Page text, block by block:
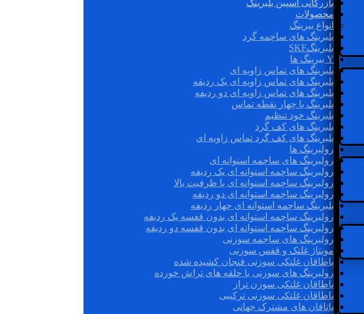
بازرگانی اسپین بلبرینگ
محصولات
انواع بیرینگ
بلبرینگ های ساچمه گرد
بلبرینگSKF
Y بیرینگ ها
بلبرینگ های تماس زاویه ای
بلبرینگ های تماس زاویه ای یک ردیفه
بلبرینگ های تماس زاویه ای دو ردیفه
بلبرینگ با چهار نقطه تماس
بلبرینگ خود تنظیم
بلبرینگ های کف گرد
بلبرینگ های کف گرد تماس زاویه ای
رولبرینگ ها
رولبرینگ های ساچمه استوانه ای
رولبرینگ ساچمه استوانه ای یک ردیفه
رولبرینگ ساچمه استوانه ای با ظرفیت بالا
رولبرینگ ساچمه استوانه ای دو ردیفه
بلبرینگ ساچمه استوانه ای چهار ردیفه
رولبرینگ ساچمه استوانه ای بدون قفسه یک ردیفه
رولبرینگ ساچمه استوانه ای بدون قفسه دو ردیفه
رولبرینگ های ساچمه سوزنی
مونتاژ غلتک و قفس سوزنی
یاطاقان غلتکی سوزنی فنجان کشیده شده
رولبرینگ های سوزنی با حلقه های تراش خورده
یاطاقان غلتکی سوزن تراز
یاطاقان غلتکی سوزنی ترکیبی
یاتاقان های مشترک جهانی